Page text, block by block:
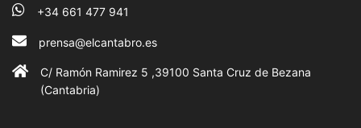
+34 661 477 941
prensa@elcantabro.es
C/ Ramón Ramirez 5 ,39100 Santa Cruz de Bezana
(Cantabria)